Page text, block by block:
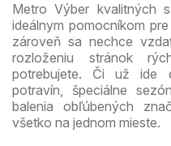
Metro Výber kvalitných
ideálnym pomocníkom
zároveň sa nechce
rozloženiu stránok
potrebujete. Či už ide
potravín, špeciálne
balenia obľúbených
všetko na jednom mieste.